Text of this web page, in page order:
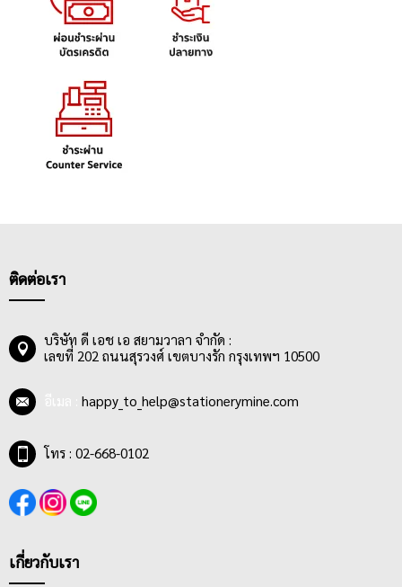
ติดต่อเรา
บริษัท ดี เอช เอ สยามวาลา จำกัด :
เลขที่ 202 ถนนสุรวงศ์ เขตบางรัก กรุงเทพฯ 10500
happy_to_help@stationerymine.com
โทร : 02-668-0102
เกี่ยวกับเรา